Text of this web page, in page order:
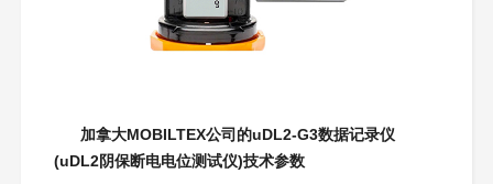
加拿大MOBILTEX公司的uDL2-G3数据记录仪
(uDL2阴保断电电位测试仪)技术参数